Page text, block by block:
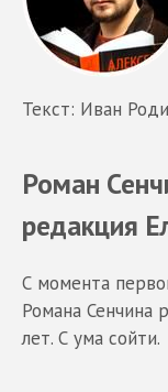
Текст: Иван
Роман
редакция
С момента
Романа Сенчина
лет. С ума сойти.